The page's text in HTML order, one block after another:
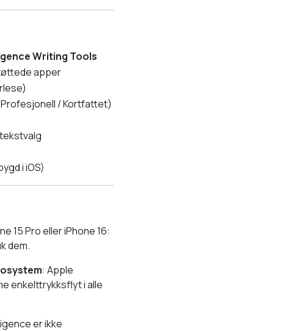
Writing Tools
apper
Profesjonell / Kortfattet)
i iOS)
15 Pro eller iPhone 16:
dem.
: Apple
enkelttrykksflyt i alle
er ikke